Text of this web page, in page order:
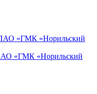
ПАО «ГМК «Норильский
«ГМК «Норильский